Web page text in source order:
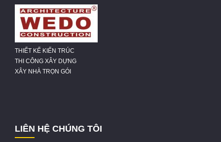
THIẾT KẾ KIẾN TRÚC
THI CÔNG XÂY DỰNG
XÂY NHÀ TRỌN GÓI
LIÊN HỆ CHÚNG TÔI